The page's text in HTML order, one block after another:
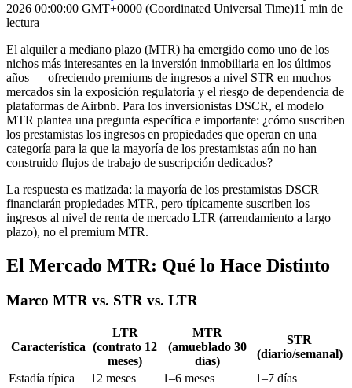
2026 00:00:00 GMT+0000 (Coordinated Universal Time)11 min de
lectura
El alquiler a mediano plazo (MTR) ha emergido como uno de los
nichos más interesantes en la inversión inmobiliaria en los últimos
años — ofreciendo premiums de ingresos a nivel STR en muchos
mercados sin la exposición regulatoria y el riesgo de dependencia de
plataformas de Airbnb. Para los inversionistas DSCR, el modelo
MTR plantea una pregunta específica e importante: ¿cómo suscriben
los prestamistas los ingresos en propiedades que operan en una
categoría para la que la mayoría de los prestamistas aún no han
construido flujos de trabajo de suscripción dedicados?
La respuesta es matizada: la mayoría de los prestamistas DSCR
financiarán propiedades MTR, pero típicamente suscriben los
ingresos al nivel de renta de mercado LTR (arrendamiento a largo
plazo), no el premium MTR.
El Mercado MTR: Qué lo Hace Distinto
Marco MTR vs. STR vs. LTR
Característica
LTR
(contrato 12
meses)
MTR
(amueblado 30
días)
STR
(diario/semanal)
Estadía típica
12 meses 1–6 meses
1–7 días